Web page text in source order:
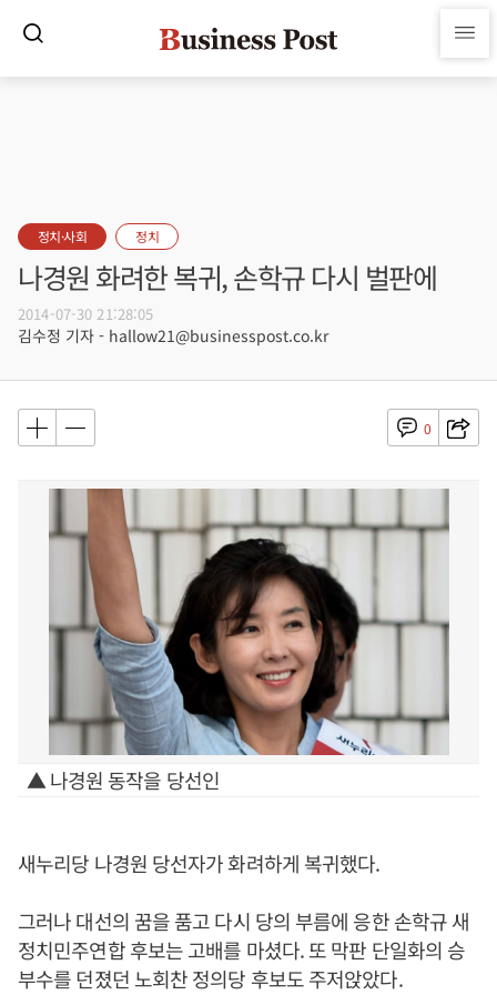
정치·사회 정치
나경원 화려한 복귀, 손학규 다시 벌판에
2014-07-30 21:28:05
김수정 기자 - hallow21@businesspost.co.kr
0
▲ 나경원 동작을 당선인
새누리당 나경원 당선자가 화려하게 복귀했다.
그러나 대선의 꿈을 품고 다시 당의 부름에 응한 손학규 새
정치민주연합 후보는 고배를 마셨다. 또 막판 단일화의 승
부수를 던졌던 노회찬 정의당 후보도 주저앉았다.